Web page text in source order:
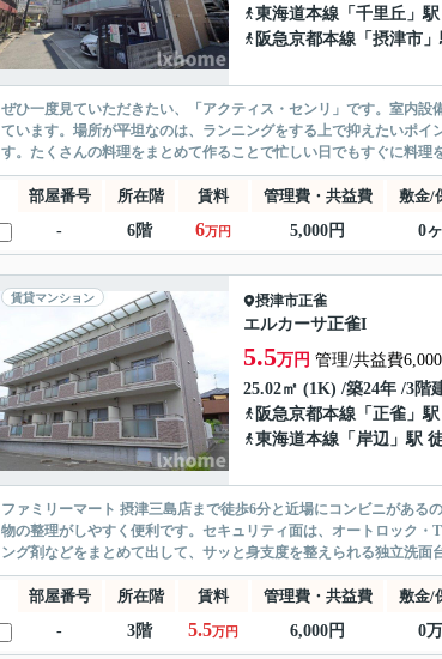
東海道本線 「 千里丘 」
阪急京都本線 「 摂津市
ぜひ一度見ていただきたい、「アクティス・センリ」です。室内
ています。場所が平坦なのは、ランニングをする上で抑えたいポ
す。たくさんの料理をまとめて作ることで忙しい日でもすぐに料
部屋番号 所在階 賃料 管理費・共益費 敷金/
-
6階 6万円 5,000円 0
賃貸マンション 摂津市正雀
エルカーサ正雀I
5.5万円 管理/共益費
25.02㎡ (1K) /築24年 /3階
阪急京都本線 「 正雀 」
東海道本線 「 岸辺 」駅
ファミリーマート 摂津三島店まで徒歩6分と近場にコンビニがある
物の整理がしやすく便利です。セキュリティ面は、オートロック
ング剤などをまとめて出して、サッと身支度を整えられる独立洗
部屋番号 所在階 賃料 管理費・共益費 敷金/
-
3階 5.5万円 6,000円 0